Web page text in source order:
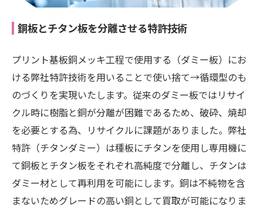
銅板とチタン板を分離させる特許技術
プリント基板銅メッキ工程で使用する（ダミー板）にお
ける弊社特許技術を用いることで使い捨て→循環型のも
のづくりを実現いたします。従来のダミー板ではリサイ
クル時に樹脂と銅が分離が困難であるため、破砕、焼却
を必要とする為、リサイクルに課題がありました。弊社
特許（チタンダミー）は種板にチタンを使用し専用機に
て銅板とチタン板をそれぞれ高純度で分離し、チタンは
ダミー材として再利用を可能にします。銅は不純物を含
まないためグレードの高い銅として買取が可能になりま